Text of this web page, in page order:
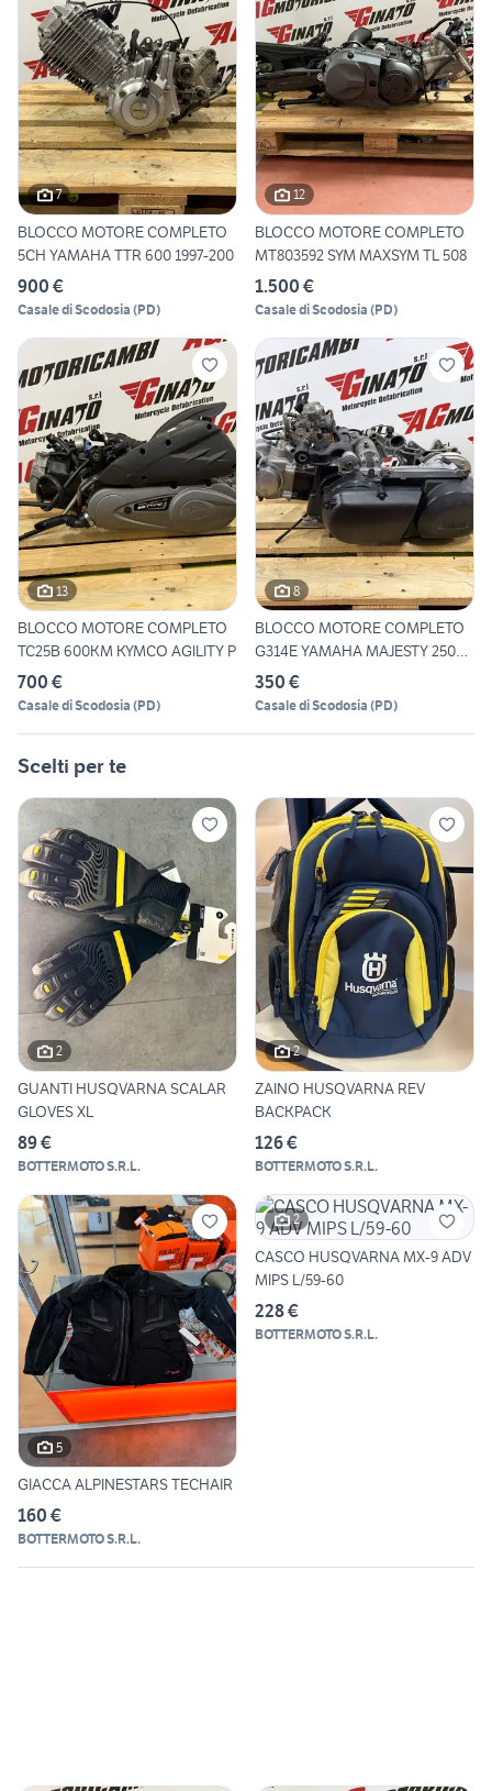
7
BLOCCO MOTORE COMPLETO
5CH YAMAHA TTR 600 1997-200
900 €
Casale di Scodosia (PD)
12
BLOCCO MOTORE COMPLETO
MT803592 SYM MAXSYM TL 508
1.500 €
Casale di Scodosia (PD)
13
BLOCCO MOTORE COMPLETO
TC25B 600KM KYMCO AGILITY P
700 €
Casale di Scodosia (PD)
8
BLOCCO MOTORE COMPLETO
G314E YAMAHA MAJESTY 250
2T
350 €
Casale di Scodosia (PD)
Scelti per te
2
GUANTI HUSQVARNA SCALAR
GLOVES XL
89 €
BOTTERMOTO S.R.L.
2
ZAINO HUSQVARNA REV
BACKPACK
126 €
BOTTERMOTO S.R.L.
5
GIACCA ALPINESTARS TECHAIR
160 €
BOTTERMOTO S.R.L.
2
CASCO HUSQVARNA MX-9 ADV
MIPS L/59-60
228 €
BOTTERMOTO S.R.L.